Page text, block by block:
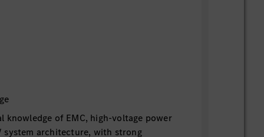
knowledge of EMC, high-voltage power
system architecture, with strong